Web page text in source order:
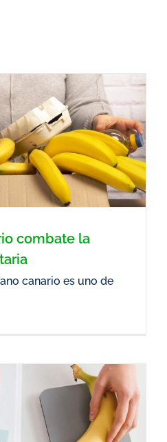
combate la
canario es uno de